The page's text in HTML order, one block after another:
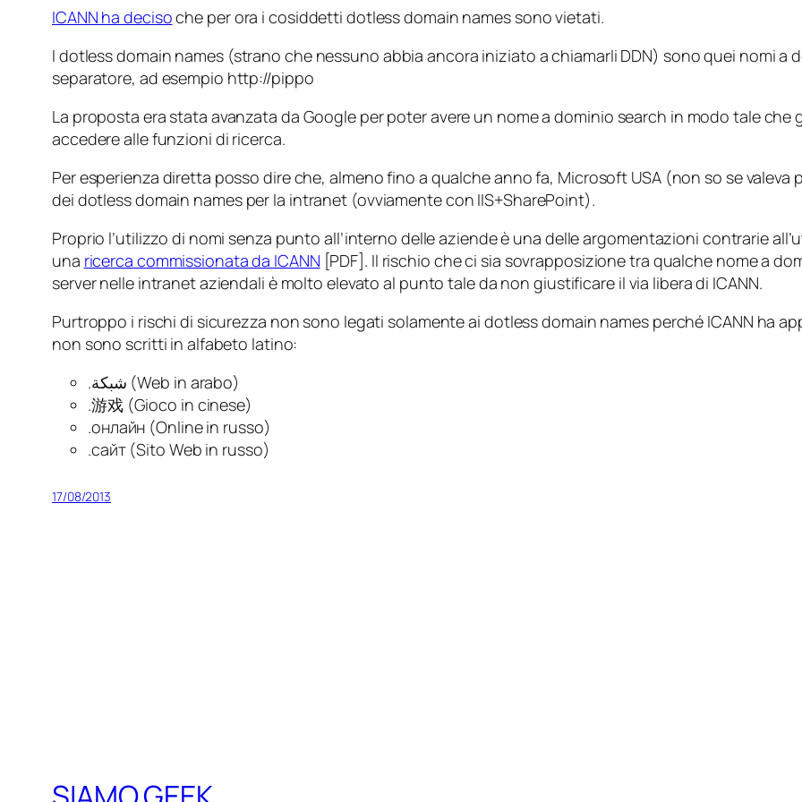
ICANN ha decisoche per ora i cosiddetti dotless domain namessono vietati.
I dotless domain names(strano che nessuno abbia ancora iniziato a chiamarli DDN) sono quei nomi
separatore, ad esempio http://pippo
La proposta era stata avanzata da Google per poter avere un nome a dominio search in modo tale che
accedere alle funzioni di ricerca.
Per esperienza diretta posso dire che, almeno fino a qualche anno fa, Microsoft USA (non so se
dei dotless domain namesper la intranet (ovviamente con IIS+SharePoint).
Proprio l’utilizzo di nomi senza punto all’interno delle aziende è una delle argomentazioni contrarie
una ricerca commissionata da ICANN [PDF]. Il rischio che ci sia sovrapposizione tra qualche nome a
server nelle intranet aziendali è molto elevato al punto tale da non giustificare il via libera di ICANN.
Purtroppo i rischi di sicurezza non sono legati solamente ai dotless domain namesperché ICANN ha
non sono scritti in alfabeto latino:
.شبكة (Web in arabo)
.游戏 (Gioco in cinese)
.онлайн (Online in russo)
.сайт (Sito Web in russo)
17/08/2013